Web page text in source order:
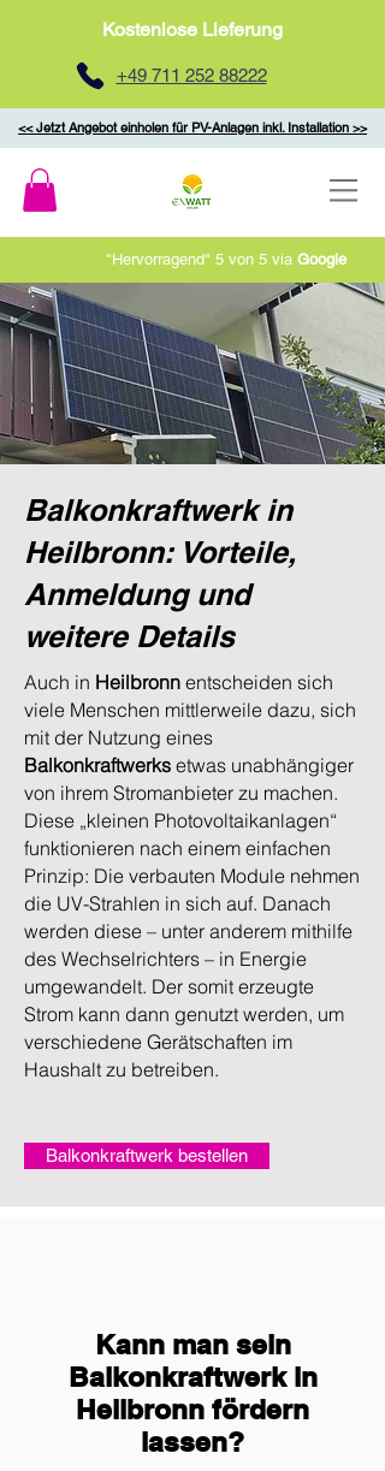
Kostenlose Lieferung
+49 711 252 88222
<< Jetzt Angebot einholen für PV-Anlagen inkl. Installation >>
"Hervorragend" 5 von 5 via Google
Balkonkraftwerk in
Heilbronn: Vorteile,
Anmeldung und
weitere Details
Auch in Heilbronn entscheiden sich
viele Menschen mittlerweile dazu, sich
mit der Nutzung eines
Balkonkraftwerks etwas unabhängiger
von ihrem Stromanbieter zu machen.
Diese „kleinen Photovoltaikanlagen“
funktionieren nach einem einfachen
Prinzip: Die verbauten Module nehmen
die UV-Strahlen in sich auf. Danach
werden diese – unter anderem mithilfe
des Wechselrichters – in Energie
umgewandelt. Der somit erzeugte
Strom kann dann genutzt werden, um
verschiedene Gerätschaften im
Haushalt zu betreiben.
Balkonkraftwerk bestellen
Kann man sein
Balkonkraftwerk in
Heilbronn fördern
lassen?